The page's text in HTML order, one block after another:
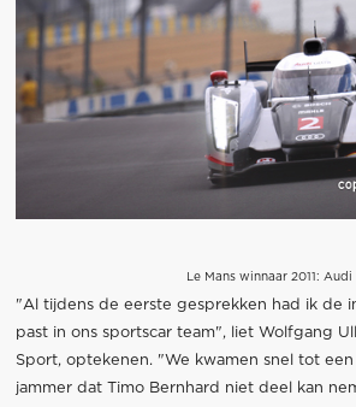
Le Mans winnaar 2011: Audi
"Al tijdens de eerste gesprekken had ik de
past in ons sportscar team", liet Wolfgang
Sport, optekenen. "We kwamen snel tot
jammer dat Timo Bernhard niet deel kan